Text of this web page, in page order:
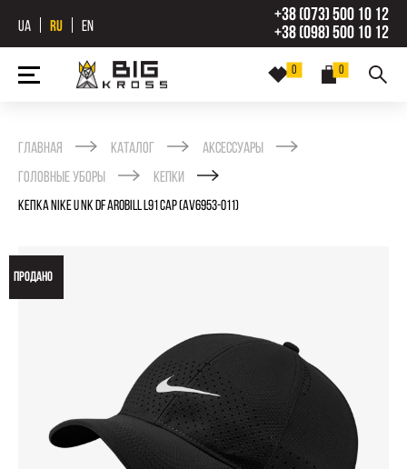
UA RU EN
+38 (073) 500 10 12
+38 (098) 500 10 12
0
0
Главная Каталог
Аксессуары
Головные уборы
Кепки
КЕПКА NIKE U NK DF AROBILL L91 CAP (AV6953-011)
ПРОДАНО